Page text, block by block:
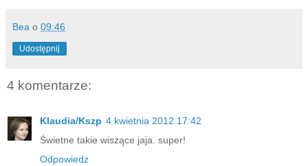
Bea o 09:46
Udostępnij
4 komentarze:
Klaudia/Kszp 4 kwietnia 2012 17:42
Świetne takie wiszące jaja. super!
Odpowiedz